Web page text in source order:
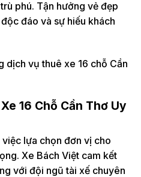
phú. Tận hưởng vẻ đẹp
đáo và sự hiếu khách
16 Chỗ Cần Thơ Uy
lựa chọn đơn vị cho
Xe Bách Việt cam kết
với đội ngũ tài xế chuyên